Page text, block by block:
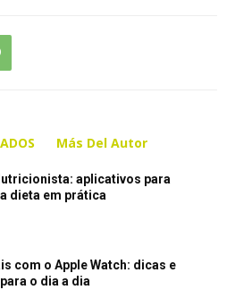
Más Del Autor
aplicativos para
dieta em prática
com o Apple Watch: dicas e
o dia a dia